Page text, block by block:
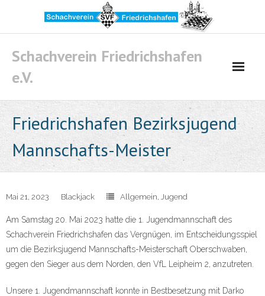
content
Schachverein Friedrichshafen
e.V.
Friedrichshafen Bezirksjugend
Mannschafts-Meister
Mai 21, 2023 Blackjack Allgemein, Jugend
Am Samstag 20. Mai 2023 hatte die 1. Jugendmannschaft des
Schachverein Friedrichshafen das Vergnügen, im Entscheidungsspiel
um die Bezirksjugend Mannschafts-Meisterschaft Oberschwaben,
gegen den Sieger aus dem Norden, den VfL Leipheim 2, anzutreten.
Unsere 1. Jugendmannschaft konnte in Bestbesetzung mit Darko